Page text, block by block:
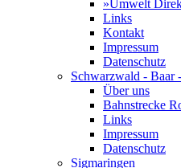
»Umwelt
Links
Kontakt
Impressum
Datenschutz
Schwarzwald - Baar
Über uns
Bahnstrecke
Links
Impressum
Datenschutz
Sigmaringen